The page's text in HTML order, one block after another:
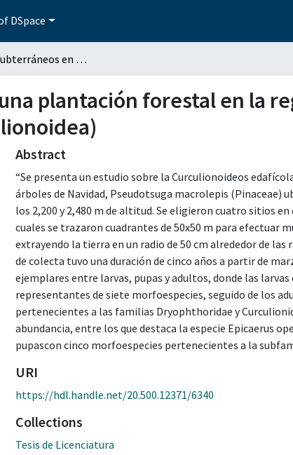
DSpace
Gorgojos subterráneos en una plantación forestal en la región de las Vigas, Veracruz (Coloptera: Curculionoidea)
plantación forestal en la
Abstract
“Se presenta un estudio sobre la Curculionoideos
árboles de Navidad, Pseudotsuga macrolepis (Pinaceae)
los 2,200 y 2,480 m de altitud. Se eligieron cuatro sitios
cuales se trazaron cuadrantes de 50x50 m para efectuar
extrayendo la tierra en un radio de 50 cm alrededor de
de colecta tuvo una duración de cinco años a partir de
ejemplares entre larvas, pupas y adultos, donde las
representantes de siete morfoespecies, seguido de los
pertenecientes a las familias Dryophthoridae y
abundancia, entre los que destaca la especie Epicaerus
pupascon cinco morfoespecies pertenecientes a la
URI
https://hdl.handle.net/20.500.12371/6340
Collections
Tesis de Licenciatura